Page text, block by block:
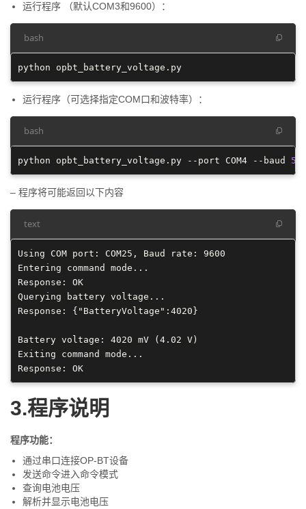
运行程序 （默认COM3和9600）：
bash
运行程序（可选择指定COM口和波特率）：
bash
python opbt_battery_voltage.py --port COM4 --baud
– 程序将可能返回以下内容
text
Using COM port: COM25, Baud rate: 9600
Entering command mode...
Response: OK
Querying battery voltage...
Response: {"BatteryVoltage":4020}
Battery voltage: 4020 mV (4.02 V)
Exiting command mode...
3.程序说明
程序功能：
通过串口连接OP-BT设备
发送命令进入命令模式
查询电池电压
解析并显示电池电压